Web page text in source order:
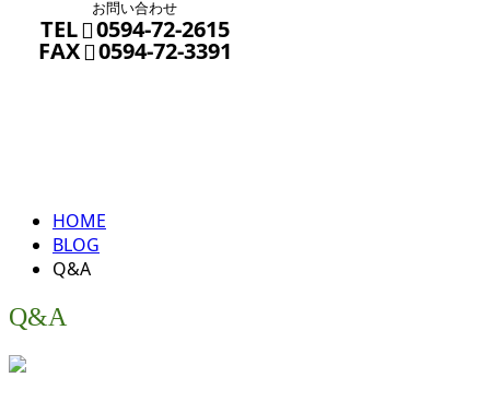
お問い合わせ
TEL 0594-72-2615
FAX 0594-72-3391
HOME
BLOG
Q&A
Q&A